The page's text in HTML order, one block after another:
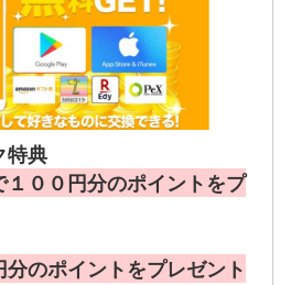
特典
１００円分のポイントをプ
のポイントをプレゼント